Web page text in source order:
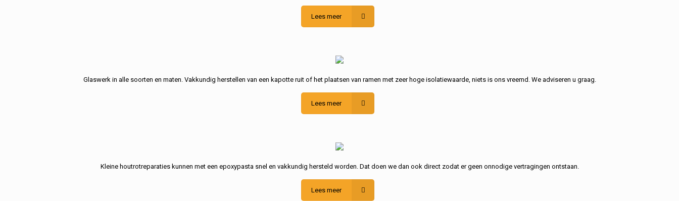
Lees meer
Glaswerk in alle soorten en maten. Vakkundig herstellen van een kapotte ruit of het plaatsen van ramen met zeer hoge isolatiewaarde, niets is ons vreemd. We adviseren u graag.
Lees meer
Kleine houtrotreparaties kunnen met een epoxypasta snel en vakkundig hersteld worden. Dat doen we dan ook direct zodat er geen onnodige vertragingen ontstaan.
Lees meer